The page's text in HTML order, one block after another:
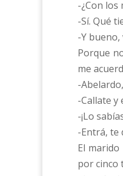
-¿Con los
-Sí. Qué
-Y bueno,
Porque
me
-
-Callate y
-¡Lo
-Entrá, te
El
por cinco